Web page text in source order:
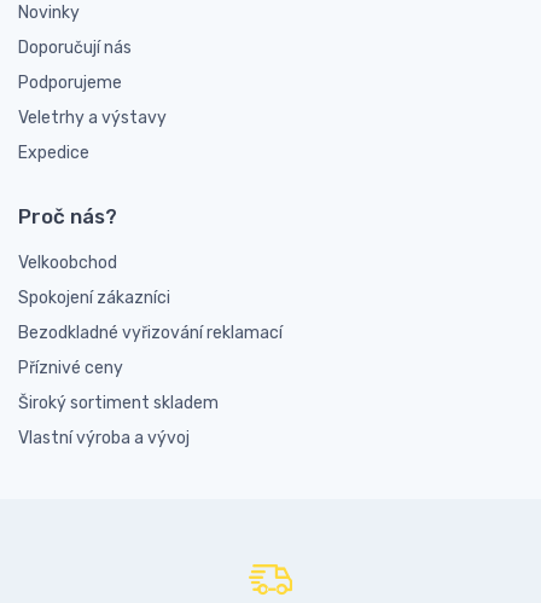
Novinky
Doporučují nás
Podporujeme
Veletrhy a výstavy
Expedice
Proč nás?
Velkoobchod
Spokojení zákazníci
Bezodkladné vyřizování reklamací
Příznivé ceny
Široký sortiment skladem
Vlastní výroba a vývoj